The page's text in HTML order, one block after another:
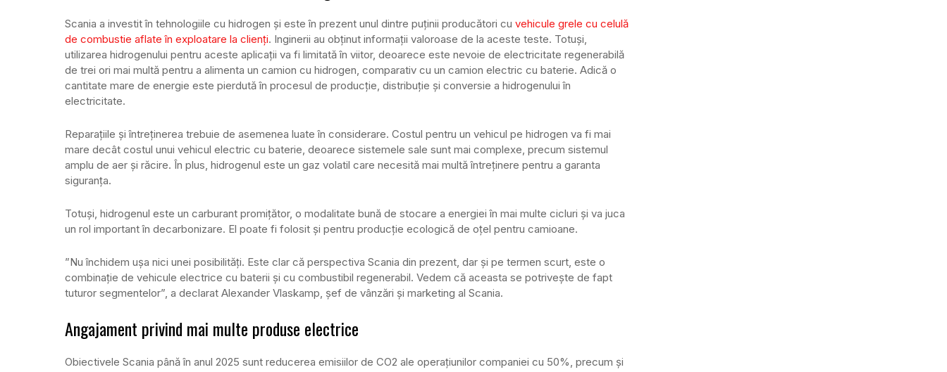
Scania a investit în tehnologiile cu hidrogen şi este în prezent unul dintre puținii producători cu vehicule grele cu celulă
de combustie aflate în exploatare la clienţi. Inginerii au obţinut informaţii valoroase de la aceste teste. Totuşi,
utilizarea hidrogenului pentru aceste aplicaţii va fi limitată în viitor, deoarece este nevoie de electricitate regenerabilă
de trei ori mai multă pentru a alimenta un camion cu hidrogen, comparativ cu un camion electric cu baterie. Adică o
cantitate mare de energie este pierdută în procesul de producţie, distribuţie şi conversie a hidrogenului în
electricitate.
Reparaţiile şi întreţinerea trebuie de asemenea luate în considerare. Costul pentru un vehicul pe hidrogen va fi mai
mare decât costul unui vehicul electric cu baterie, deoarece sistemele sale sunt mai complexe, precum sistemul
amplu de aer şi răcire. În plus, hidrogenul este un gaz volatil care necesită mai multă întreţinere pentru a garanta
siguranţa.
Totuşi, hidrogenul este un carburant promiţător, o modalitate bună de stocare a energiei în mai multe cicluri şi va juca
un rol important în decarbonizare. El poate fi folosit și pentru producție ecologică de oțel pentru camioane.
”Nu închidem uşa nici unei posibilităţi. Este clar că perspectiva Scania din prezent, dar şi pe termen scurt, este o
combinaţie de vehicule electrice cu baterii şi cu combustibil regenerabil. Vedem că aceasta se potriveşte de fapt
tuturor segmentelor”, a declarat Alexander Vlaskamp, șef de vânzări și marketing al Scania.
Angajament privind mai multe produse electrice
Obiectivele Scania până în anul 2025 sunt reducerea emisiilor de CO2 ale operaţiunilor companiei cu 50%, precum şi